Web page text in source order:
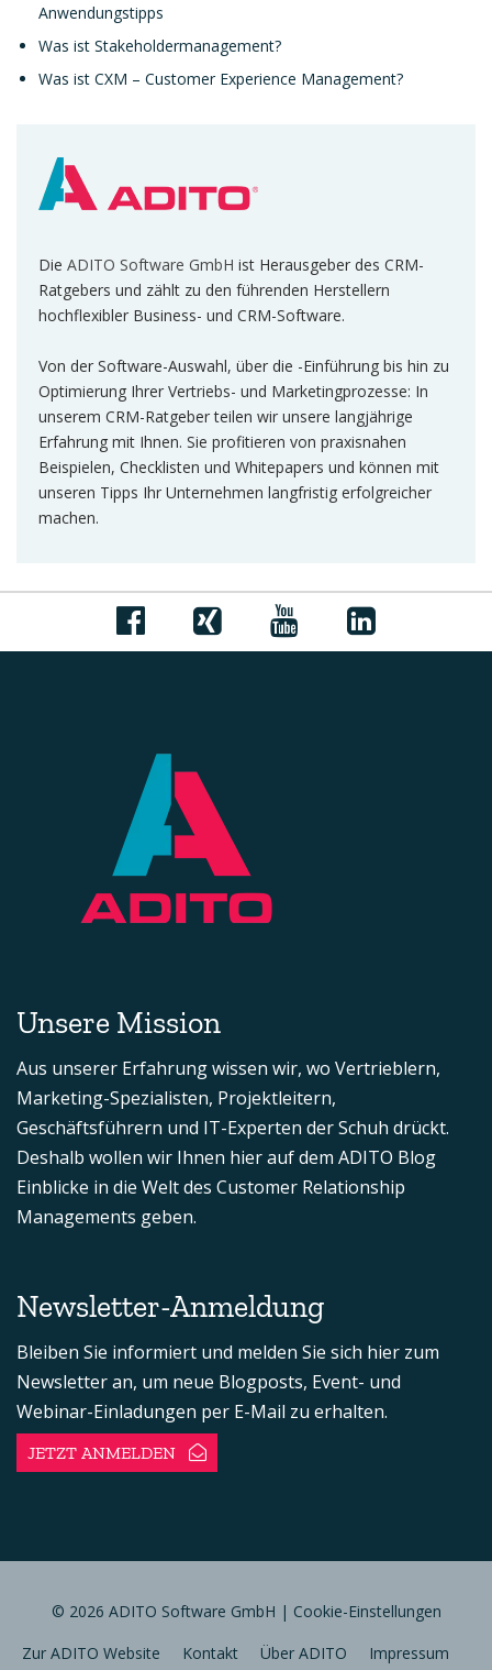
Anwendungstipps
Was ist Stakeholdermanagement?
Was ist CXM – Customer Experience Management?
Die ADITO Software GmbH ist Herausgeber des CRM-
Ratgebers und zählt zu den führenden Herstellern
hochflexibler Business- und CRM-Software.
Von der Software-Auswahl, über die -Einführung bis hin zu
Optimierung Ihrer Vertriebs- und Marketingprozesse: In
unserem CRM-Ratgeber teilen wir unsere langjährige
Erfahrung mit Ihnen. Sie profitieren von praxisnahen
Beispielen, Checklisten und Whitepapers und können mit
unseren Tipps Ihr Unternehmen langfristig erfolgreicher
machen.
Unsere Mission
Aus unserer Erfahrung wissen wir, wo Vertrieblern,
Marketing-Spezialisten, Projektleitern,
Geschäftsführern und IT-Experten der Schuh drückt.
Deshalb wollen wir Ihnen hier auf dem ADITO Blog
Einblicke in die Welt des Customer Relationship
Managements geben.
Newsletter-Anmeldung
Bleiben Sie informiert und melden Sie sich hier zum
Newsletter an, um neue Blogposts, Event- und
Webinar-Einladungen per E-Mail zu erhalten.
JETZT ANMELDEN
© 2026 ADITO Software GmbH | Cookie-Einstellungen
Zur ADITO Website
Kontakt Über ADITO Impressum